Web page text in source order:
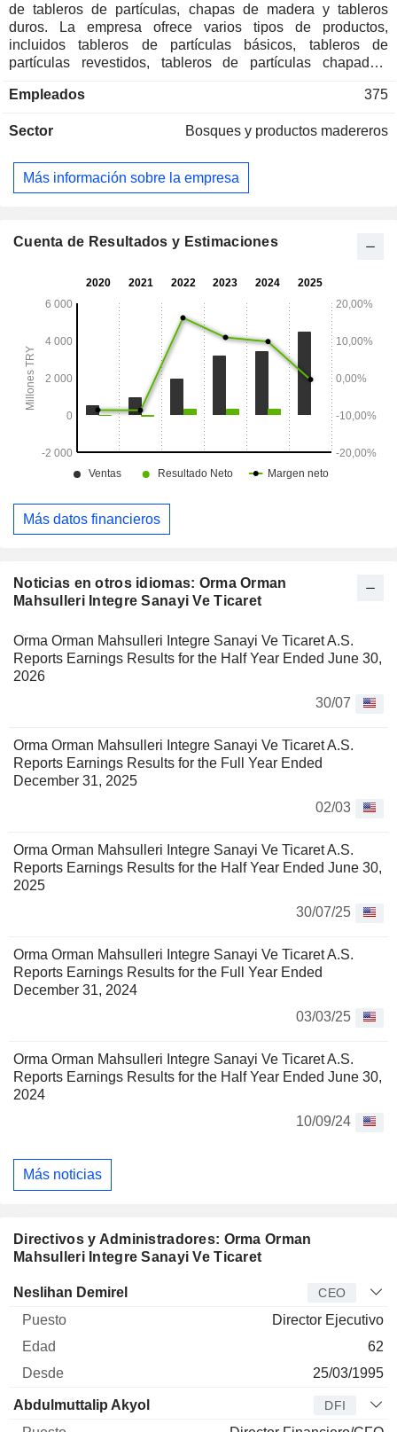
Noticias en otros idiomas: Orma Orman
Mahsulleri Integre Sanayi Ve Ticaret
Orma Orman Mahsulleri Integre Sanayi Ve Ticaret A.S.
Reports Earnings Results for the Half Year Ended June 30,
2026
30/07
Orma Orman Mahsulleri Integre Sanayi Ve Ticaret A.S.
Reports Earnings Results for the Full Year Ended
December 31, 2025
02/03
Orma Orman Mahsulleri Integre Sanayi Ve Ticaret A.S.
Reports Earnings Results for the Half Year Ended June 30,
2025
30/07/25
Orma Orman Mahsulleri Integre Sanayi Ve Ticaret A.S.
Reports Earnings Results for the Full Year Ended
December 31, 2024
03/03/25
Orma Orman Mahsulleri Integre Sanayi Ve Ticaret A.S.
Reports Earnings Results for the Half Year Ended June 30,
2024
10/09/24
Más noticias
Directivos y Administradores: Orma Orman
Mahsulleri Integre Sanayi Ve Ticaret
Director Puesto Edad
Neslihan Demirel CEO
Director Ejecutivo
62
25/03/1995
Abdulmuttalip Akyol DFI
de tableros de partículas, chapas de madera y tableros
duros. La empresa ofrece varios tipos de productos,
incluidos tableros de partículas básicos, tableros de
partículas revestidos, tableros de partículas chapados,
partículas resistentes a la humedad, que se utilizan
armarios de cocina, armarios de baño, juegos de dormitorio,
prefabricados. Orma Orman Mahsulleri fabrica sus
productos con los certificados ISO 9001, ISO 14001, ISO
Empleados 375
Sector Bosques y productos madereros
Más información sobre la empresa
Cuenta de Resultados y Estimaciones
Más datos financieros